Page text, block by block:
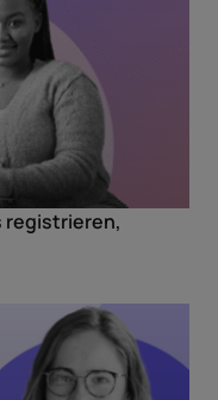
registrieren,